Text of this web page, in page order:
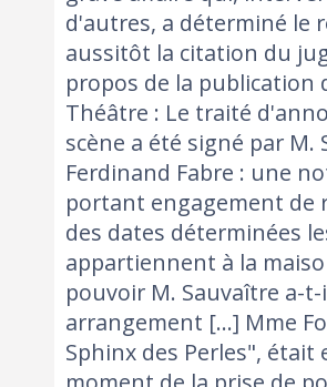
d'autres, a déterminé le
aussitôt la citation du
propos de la publication
Théâtre : Le traité
scène a été signé par M.
Ferdinand Fabre : une
portant engagement de
des dates déterminées
appartiennent à la
pouvoir M. Sauvaître a-
arrangement [...] Mme
Sphinx des Perles",